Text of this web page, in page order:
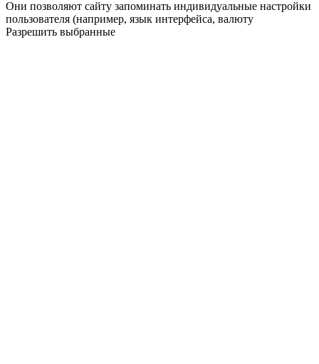
Они позволяют сайту запоминать индивидуальные настройки
пользователя (например, язык интерфейса, валюту
Разрешить выбранные